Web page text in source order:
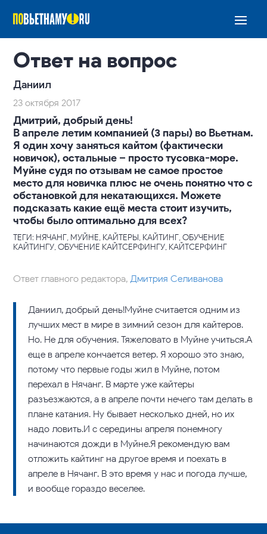
Ответ на вопрос
Даниил
23 октября 2017
Дмитрий, добрый день!
В апреле летим компанией (3 пары) во Вьетнам.
Я один хочу заняться кайтом (фактически
новичок), остальные – просто тусовка-море.
Муйне судя по отзывам не самое простое
место для новичка плюс не очень понятно что с
обстановкой для некатающихся. Можете
подсказать какие ещё места стоит изучить,
чтобы было оптимально для всех?
ТЕГИ: НЯЧАНГ, МУЙНЕ, КАЙТЕРЫ, КАЙТИНГ, ОБУЧЕНИЕ
КАЙТИНГУ, ОБУЧЕНИЕ КАЙТСЕРФИНГУ, КАЙТСЕРФИНГ
Ответ главного редактора,Дмитрия Селиванова
Даниил, добрый день!Муйне считается одним из
лучших мест в мире в зимний сезон для кайтеров.
Но. Не для обучения. Тяжеловато в Муйне учиться.А
еще в апреле кончается ветер. Я хорошо это знаю,
потому что первые годы жил в Муйне, потом
перехал в Нячанг. В марте уже кайтеры
разъезжаются, а в апреле почти нечего там делать в
плане катания. Ну бывает несколько дней, но их
надо ловить.И с середины апреля понемногу
начинаются дожди в Муйне.Я рекомендую вам
отложить кайтинг на другое время и поехать в
апреле в Нячанг. В это время у нас и погода лучше,
и вообще гораздо веселее.